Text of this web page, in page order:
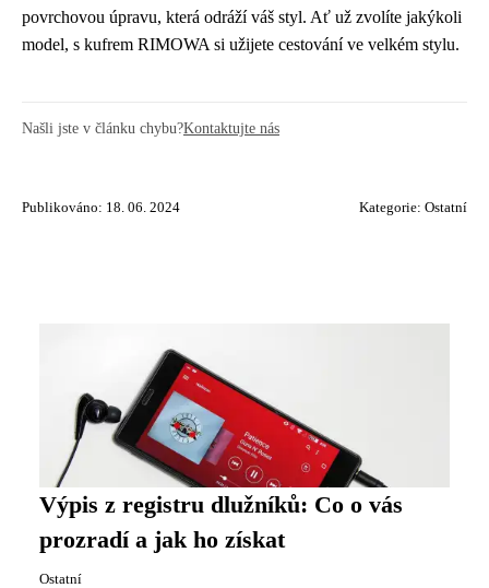
povrchovou úpravu, která odráží váš styl. Ať už zvolíte jakýkoli
model, s kufrem RIMOWA si užijete cestování ve velkém stylu.
Našli jste v článku chybu?Kontaktujte nás
Publikováno: 18. 06. 2024 Kategorie: Ostatní
Výpis z registru dlužníků: Co o vás
prozradí a jak ho získat
Ostatní